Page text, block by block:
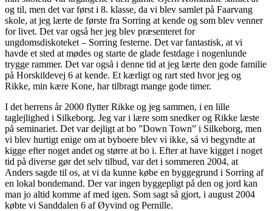
og til, men det var først i 8. klasse, da vi blev samlet på Faarvang
skole, at jeg lærte de første fra Sorring at kende og som blev venner
for livet. Det var også her jeg blev præsenteret for
ungdomsdiskoteket – Sorring festerne. Det var fantastisk, at vi
havde et sted at mødes og starte de glade festdage i nogenlunde
trygge rammer. Det var også i denne tid at jeg lærte den gode familie
på Horskildevej 6 at kende. Et kærligt og rart sted hvor jeg og
Rikke, min kære Kone, har tilbragt mange gode timer.
I det herrens år 2000 flytter Rikke og jeg sammen, i en lille
taglejlighed i Silkeborg. Jeg var i lære som snedker og Rikke læste
på seminariet. Det var dejligt at bo ”Down Town” i Silkeborg, men
vi blev hurtigt enige om at byboere blev vi ikke, så vi begyndte at
kigge efter noget andet og større at bo i. Efter at have kigget i noget
tid på diverse gør det selv tilbud, var det i sommeren 2004, at
Anders sagde til os, at vi da kunne købe en byggegrund i Sorring af
en lokal bondemand. Der var ingen byggepligt på den og jord kan
man jo altid komme af med igen. Som sagt så gjort, i august 2004
købte vi Sanddalen 6 af Øyvind og Pernille.